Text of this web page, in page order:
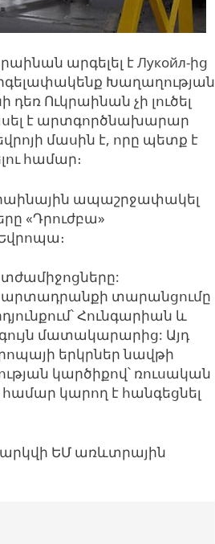
արգելել է Лукойл-ից
Խաղաղության
Ուկրաինան չի լուծել
է արտգործնախարար
մասին է, որը պետք է
համար։
ապաշրջափակել
«Դրուժբա»
արտադրանքի տարանցումը
Հունգարիան և
մատակարարից: Այդ
երկրներ նավթի
կարծիքով՝ ռուսական
կարող է հանգեցնել
ԵՄ առևտրային